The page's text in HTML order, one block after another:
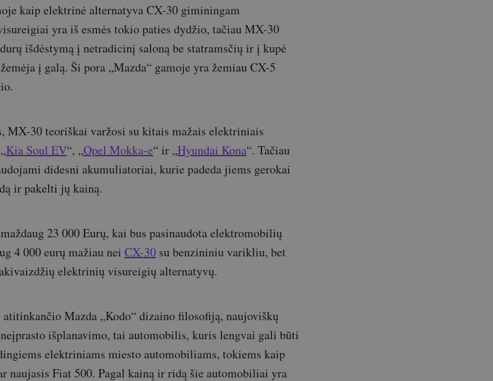
kaip elektrinė alternatyva CX-30 giminingam
yra iš esmės tokio paties dydžio, tačiau MX-30
išdėstymą į netradicinį saloną be statramsčių ir į kupė
į galą. Ši pora „Mazda“ gamoje yra žemiau CX-5
MX-30 teoriškai varžosi su kitais mažais elektriniais
Kia Soul EV“, „Opel Mokka-e“ ir „Hyundai Kona“. Tačiau
didesni akumuliatoriai, kurie padeda jiems gerokai
ir pakelti jų kainą.
23 000 Eurų, kai bus pasinaudota elektromobilių
4 000 eurų mažiau nei CX-30 su benzininiu varikliu, bet
elektrinių visureigių alternatyvų.
Mazda „Kodo“ dizaino filosofiją, naujoviškų
išplanavimo, tai automobilis, kuris lengvai gali būti
elektriniams miesto automobiliams, tokiems kaip
naujasis Fiat 500. Pagal kainą ir ridą šie automobiliai yra